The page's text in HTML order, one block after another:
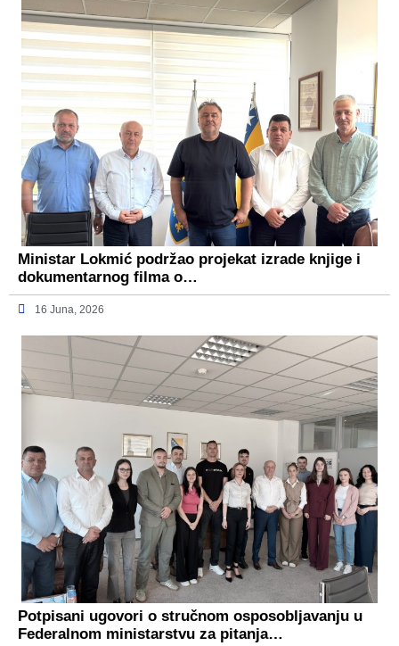
Ministar Lokmić podržao projekat izrade knjige i
dokumentarnog filma o…
16 Juna, 2026
Potpisani ugovori o stručnom osposobljavanju u
Federalnom ministarstvu za pitanja…